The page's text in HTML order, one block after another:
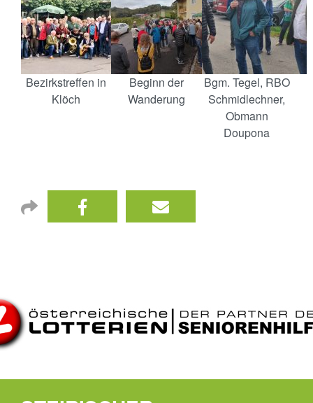
Bezirkstreffen in
Klöch
Beginn der
Wanderung
Bgm. Tegel, RBO
Schmidlechner,
Obmann
Doupona